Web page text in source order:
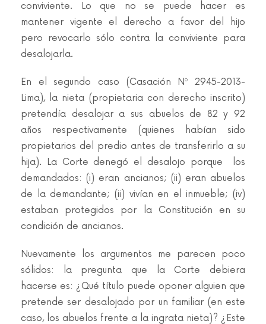
conviviente. Lo que no se puede hacer es
mantener vigente el derecho a favor del hijo
pero revocarlo sólo contra la conviviente para
desalojarla.
En el segundo caso (Casación Nº 2945-2013-
Lima), la nieta (propietaria con derecho inscrito)
pretendía desalojar a sus abuelos de 82 y 92
años respectivamente (quienes habían sido
propietarios del predio antes de transferirlo a su
hija). La Corte denegó el desalojo porque los
demandados: (i) eran ancianos; (ii) eran abuelos
de la demandante; (ii) vivían en el inmueble; (iv)
estaban protegidos por la Constitución en su
condición de ancianos.
Nuevamente los argumentos me parecen poco
sólidos: la pregunta que la Corte debiera
hacerse es: ¿Qué título puede oponer alguien que
pretende ser desalojado por un familiar (en este
caso, los abuelos frente a la ingrata nieta)? ¿Este